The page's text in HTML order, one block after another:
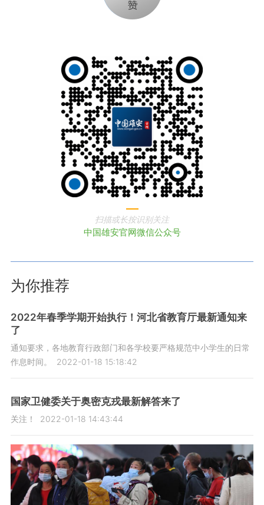
扫描或长按识别关注
中国雄安官网微信公众号
为你推荐
2022年春季学期开始执行！河北省教育厅最新通知来
了
通知要求，各地教育行政部门和各学校要严格规范中小学生的日常
作息时间。
2022-01-18 15:18:42
国家卫健委关于奥密克戎最新解答来了
关注！ 2022-01-18 14:43:44